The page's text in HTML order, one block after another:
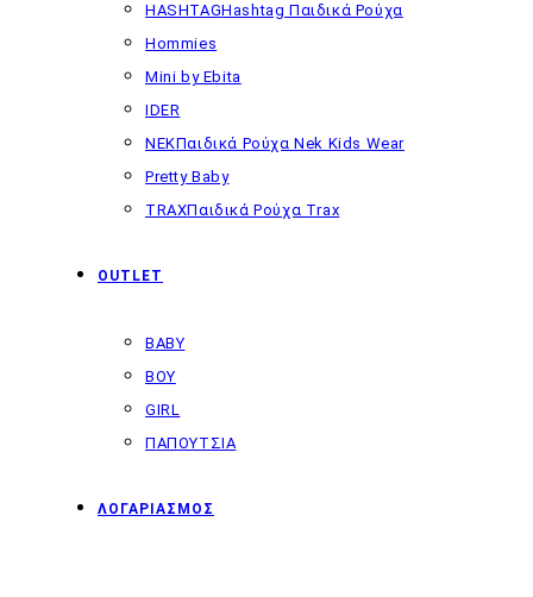
HASHTAGHashtag Παιδικά Ρούχα
Hommies
Mini by Ebita
IDER
NEKΠαιδικά Ρούχα Nek Kids Wear
Pretty Baby
TRAXΠαιδικά Ρούχα Trax
OUTLET
BABY
BOY
GIRL
ΠΑΠΟΥΤΣΙΑ
ΛΟΓΑΡΙΑΣΜΟΣ